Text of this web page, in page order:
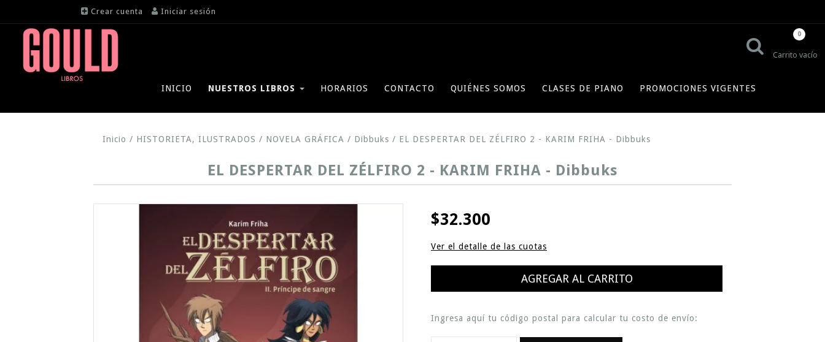
Crear cuenta Iniciar sesión
Carrito vacío
0
INICIO NUESTROS LIBROS HORARIOS CONTACTO QUIÉNES SOMOS CLASES DE PIANO PROMOCIONES VIGENTES
Inicio / HISTORIETA, ILUSTRADOS / NOVELA GRÁFICA / Dibbuks / EL DESPERTAR DEL ZÉLFIRO 2 - KARIM FRIHA - Dibbuks
EL DESPERTAR DEL ZÉLFIRO 2 - KARIM FRIHA - Dibbuks
$32.300
Ver el detalle de las cuotas
Ingresa aquí tu código postal para calcular tu costo de envío: